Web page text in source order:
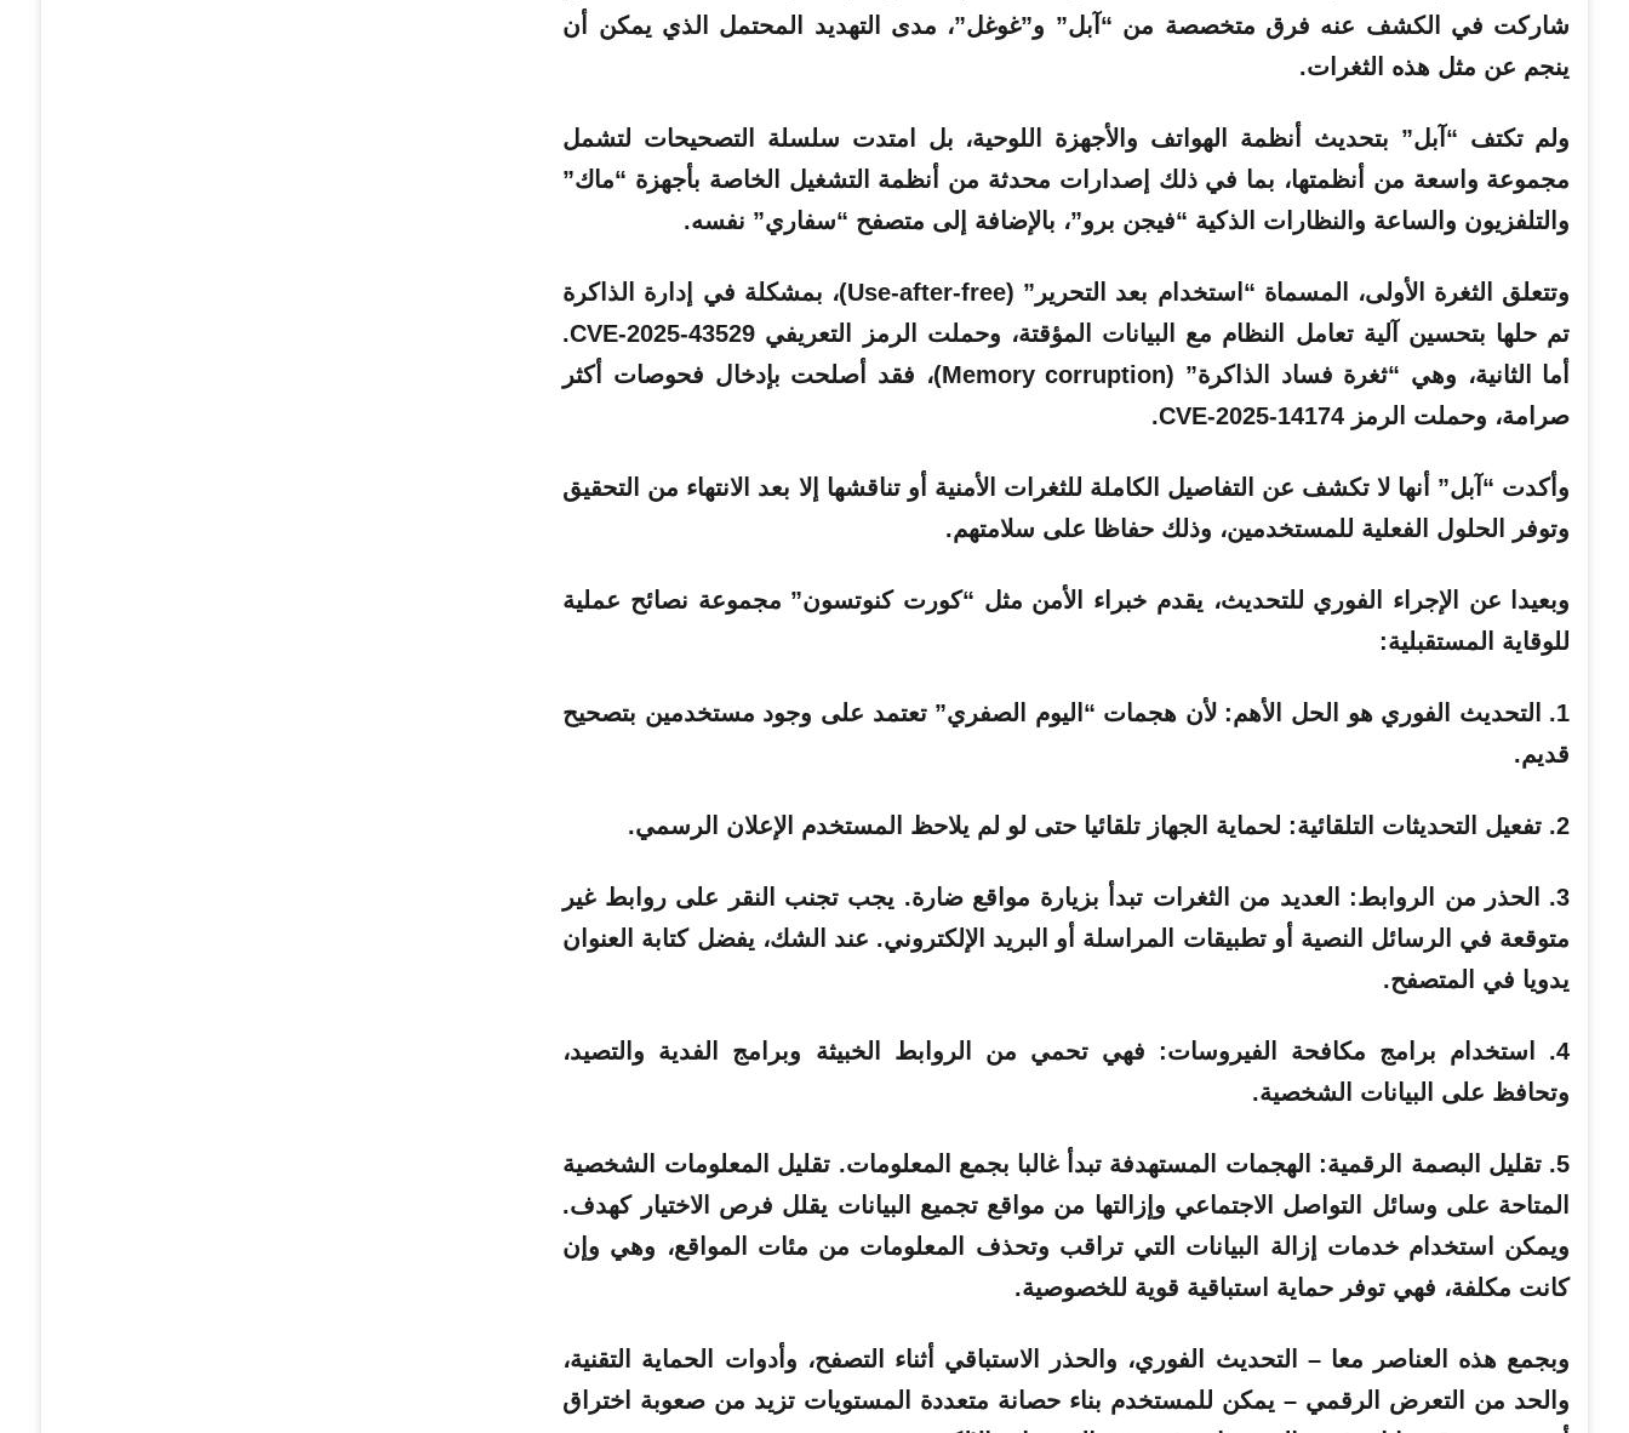
شاركت في الكشف عنه فرق متخصصة من “آبل” و”غوغل”، مدى التهديد المحتمل الذي يمكن أن
ينجم عن مثل هذه الثغرات.
ولم تكتف “آبل” بتحديث أنظمة الهواتف والأجهزة اللوحية، بل امتدت سلسلة التصحيحات لتشمل
مجموعة واسعة من أنظمتها، بما في ذلك إصدارات محدثة من أنظمة التشغيل الخاصة بأجهزة “ماك”
والتلفزيون والساعة والنظارات الذكية “فيجن برو”، بالإضافة إلى متصفح “سفاري” نفسه.
وتتعلق الثغرة الأولى، المسماة “استخدام بعد التحرير” (Use-after-free)، بمشكلة في إدارة الذاكرة
تم حلها بتحسين آلية تعامل النظام مع البيانات المؤقتة، وحملت الرمز التعريفي CVE-2025-43529.
أما الثانية، وهي “ثغرة فساد الذاكرة” (Memory corruption)، فقد أصلحت بإدخال فحوصات أكثر
صرامة، وحملت الرمز CVE-2025-14174.
وأكدت “آبل” أنها لا تكشف عن التفاصيل الكاملة للثغرات الأمنية أو تناقشها إلا بعد الانتهاء من التحقيق
وتوفر الحلول الفعلية للمستخدمين، وذلك حفاظا على سلامتهم.
وبعيدا عن الإجراء الفوري للتحديث، يقدم خبراء الأمن مثل “كورت كنوتسون” مجموعة نصائح عملية
للوقاية المستقبلية:
1. التحديث الفوري هو الحل الأهم: لأن هجمات “اليوم الصفري” تعتمد على وجود مستخدمين بتصحيح
قديم.
2. تفعيل التحديثات التلقائية: لحماية الجهاز تلقائيا حتى لو لم يلاحظ المستخدم الإعلان الرسمي.
3. الحذر من الروابط: العديد من الثغرات تبدأ بزيارة مواقع ضارة. يجب تجنب النقر على روابط غير
متوقعة في الرسائل النصية أو تطبيقات المراسلة أو البريد الإلكتروني. عند الشك، يفضل كتابة العنوان
يدويا في المتصفح.
4. استخدام برامج مكافحة الفيروسات: فهي تحمي من الروابط الخبيثة وبرامج الفدية والتصيد،
وتحافظ على البيانات الشخصية.
5. تقليل البصمة الرقمية: الهجمات المستهدفة تبدأ غالبا بجمع المعلومات. تقليل المعلومات الشخصية
المتاحة على وسائل التواصل الاجتماعي وإزالتها من مواقع تجميع البيانات يقلل فرص الاختيار كهدف.
ويمكن استخدام خدمات إزالة البيانات التي تراقب وتحذف المعلومات من مئات المواقع، وهي وإن
كانت مكلفة، فهي توفر حماية استباقية قوية للخصوصية.
وبجمع هذه العناصر معا – التحديث الفوري، والحذر الاستباقي أثناء التصفح، وأدوات الحماية التقنية،
والحد من التعرض الرقمي – يمكن للمستخدم بناء حصانة متعددة المستويات تزيد من صعوبة اختراق